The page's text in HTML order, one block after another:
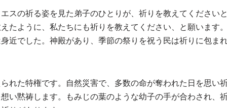
スの祈る姿を見た弟子のひとりが、祈りを教えてください
たように、私たちにも祈りを教えてください、と願います
近でした。神殿があり、季節の祭りを祝う民は祈りに包ま
れた特権です。自然災害で、多数の命が奪われた日を思い
い黙祷します。もみじの葉のような幼子の手が合わされ、